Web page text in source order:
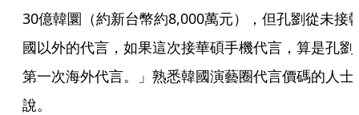
30億韓圜（約新台幣約8,000萬元），但孔劉從未接
國以外的代言，如果這次接華碩手機代言，算是孔劉
第一次海外代言。」熟悉韓國演藝圈代言價碼的人士
說。